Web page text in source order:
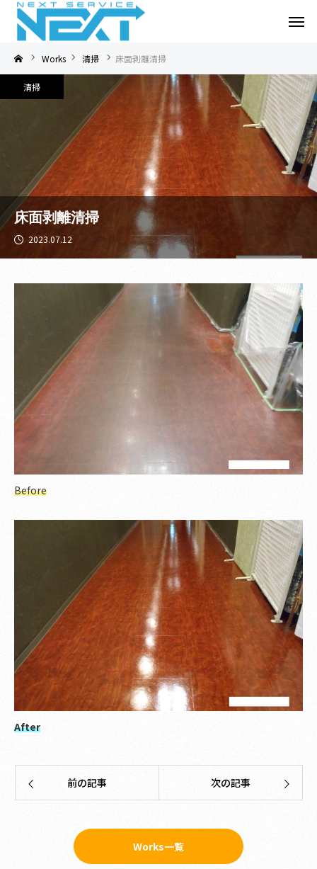
Works 清掃 床面剥離清掃
床面剥離清掃
2023.07.12
清掃
Before
After
前の記事 次の記事
Works一覧